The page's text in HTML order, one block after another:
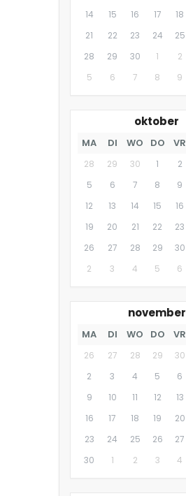
14
15 16 17 18
21
22 23 24 25
28
29 30 1 2
5
6 7 8 9
oktober
MA DI WO DO VR
28 29 30 1 2
5
6 7 8 9
12
13 14 15 16
19
20 21 22 23
26
27 28 29 30
2
3 4 5 6
november
MA DI WO DO VR
26 27 28 29 30
2
3 4 5 6
9
10 11 12 13
16
17 18 19 20
23
24 25 26 27
30
1 2 3 4